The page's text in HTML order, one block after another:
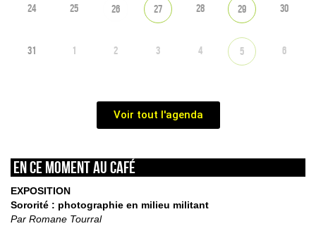
24 25 26 27 28 29 30
31 1 2 3 4 5 6
Voir tout l'agenda
En ce moment au café
EXPOSITION
Sororité : photographie en milieu militant
Par Romane Tourral